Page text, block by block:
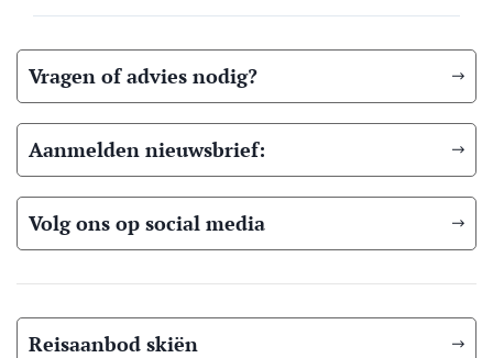
Vragen of advies nodig?
Aanmelden nieuwsbrief:
Volg ons op social media
Reisaanbod skiën